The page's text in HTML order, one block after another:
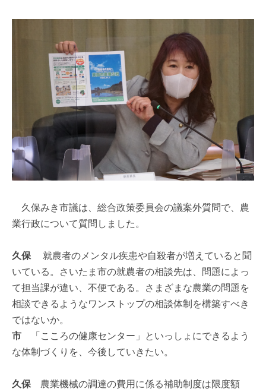
久保みき市議は、総合政策委員会の議案外質問で、農
業行政について質問しました。
久保 就農者のメンタル疾患や自殺者が増えていると聞
いている。さいたま市の就農者の相談先は、問題によっ
て担当課が違い、不便である。さまざまな農業の問題を
相談できるようなワンストップの相談体制を構築すべき
ではないか。
市 「こころの健康センター」といっしょにできるよう
な体制づくりを、今後していきたい。
久保 農業機械の調達の費用に係る補助制度は限度額